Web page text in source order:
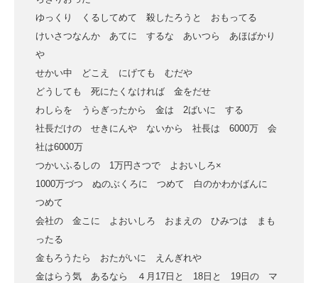
ゆっくり くるしてめて 殺したろうと おもってる
けいさつなんか あてに するな あいつら あほばかり
や
せかい中 どこえ にげても むだや
どうしても 死にたくなければ 金をだせ
わしらを うらぎったから 金は 2ばいに する
社長だけの せきにんや ないから 社長は 6000万 会
社は6000万
つかいふるしの 1万円さつで よおいしろ×
1000万づつ ぬのぶくろに つめて 白のかわかばんに
つめて
会社の 金こに よおいしろ おまえの ひみつは まも
ったる
金もろうたら おたがいに えんぎれや
金はらう気 あるなら ４月17日と 18日と 19日の マ